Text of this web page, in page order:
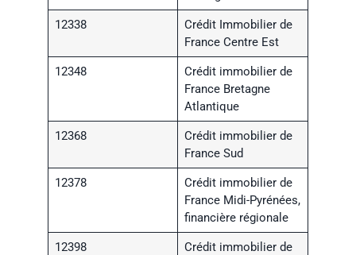
12338
Crédit Immobilier de
France Centre Est
12348
Crédit immobilier de
France Bretagne
Atlantique
12368
Crédit immobilier de
France Sud
12378
Crédit immobilier de
France Midi-Pyrénées,
financière régionale
12398
Crédit immobilier de